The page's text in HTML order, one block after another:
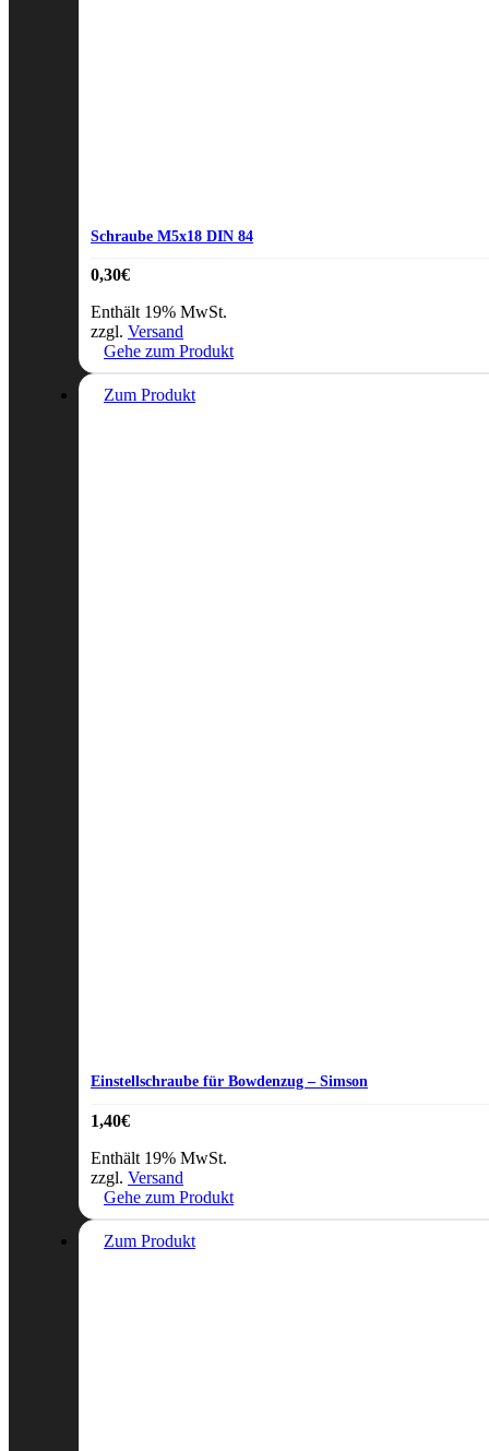
Schraube M5x18 DIN 84
0,30€
Enthält 19% MwSt.
zzgl. Versand
Gehe zum Produkt
Zum Produkt
Einstellschraube für Bowdenzug – Simson
1,40€
Enthält 19% MwSt.
zzgl. Versand
Gehe zum Produkt
Zum Produkt